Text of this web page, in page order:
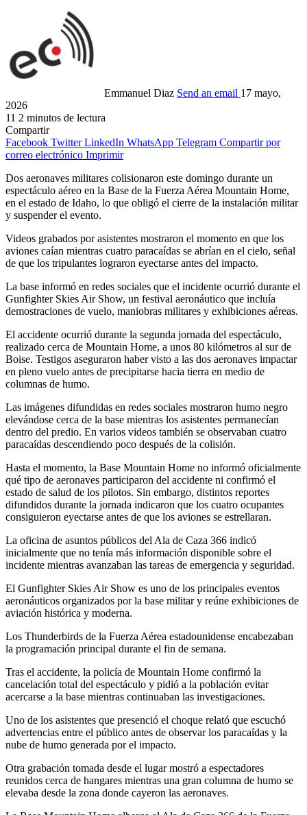
Emmanuel Diaz Send an email 17 mayo,
2026
11 2 minutos de lectura
Compartir
Facebook Twitter LinkedIn WhatsApp Telegram Compartir por
correo electrónico Imprimir
Dos aeronaves militares colisionaron este domingo durante un
espectáculo aéreo en la Base de la Fuerza Aérea Mountain Home,
en el estado de Idaho, lo que obligó el cierre de la instalación militar
y suspender el evento.
Videos grabados por asistentes mostraron el momento en que los
aviones caían mientras cuatro paracaídas se abrían en el cielo, señal
de que los tripulantes lograron eyectarse antes del impacto.
La base informó en redes sociales que el incidente ocurrió durante el
Gunfighter Skies Air Show, un festival aeronáutico que incluía
demostraciones de vuelo, maniobras militares y exhibiciones aéreas.
El accidente ocurrió durante la segunda jornada del espectáculo,
realizado cerca de Mountain Home, a unos 80 kilómetros al sur de
Boise. Testigos aseguraron haber visto a las dos aeronaves impactar
en pleno vuelo antes de precipitarse hacia tierra en medio de
columnas de humo.
Las imágenes difundidas en redes sociales mostraron humo negro
elevándose cerca de la base mientras los asistentes permanecían
dentro del predio. En varios videos también se observaban cuatro
paracaídas descendiendo poco después de la colisión.
Hasta el momento, la Base Mountain Home no informó oficialmente
qué tipo de aeronaves participaron del accidente ni confirmó el
estado de salud de los pilotos. Sin embargo, distintos reportes
difundidos durante la jornada indicaron que los cuatro ocupantes
consiguieron eyectarse antes de que los aviones se estrellaran.
La oficina de asuntos públicos del Ala de Caza 366 indicó
inicialmente que no tenía más información disponible sobre el
incidente mientras avanzaban las tareas de emergencia y seguridad.
El Gunfighter Skies Air Show es uno de los principales eventos
aeronáuticos organizados por la base militar y reúne exhibiciones de
aviación histórica y moderna.
Los Thunderbirds de la Fuerza Aérea estadounidense encabezaban
la programación principal durante el fin de semana.
Tras el accidente, la policía de Mountain Home confirmó la
cancelación total del espectáculo y pidió a la población evitar
acercarse a la base mientras continuaban las investigaciones.
Uno de los asistentes que presenció el choque relató que escuchó
advertencias entre el público antes de observar los paracaídas y la
nube de humo generada por el impacto.
Otra grabación tomada desde el lugar mostró a espectadores
reunidos cerca de hangares mientras una gran columna de humo se
elevaba desde la zona donde cayeron las aeronaves.